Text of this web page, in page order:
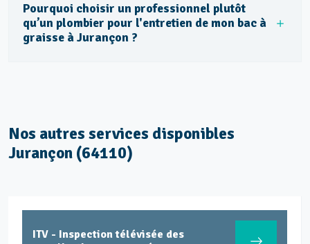
Pourquoi choisir un professionnel plutôt
qu’un plombier pour l'entretien de mon bac à
graisse à Jurançon ?
Nos autres services disponibles
Jurançon (64110)
ITV - Inspection télévisée des